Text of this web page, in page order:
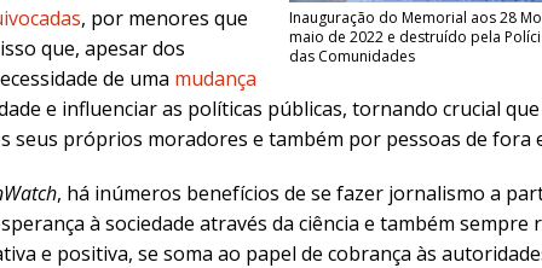
Inauguração do Memorial aos 28
maio de 2022 e destruído pela
das Comunidades
, por menores que
que, apesar dos
de uma mudança
e influenciar as políticas públicas, tornando crucial
seus próprios moradores e também por pessoas de fora
, há inúmeros benefícios de se fazer jornalismo a
à sociedade através da ciência e também
e positiva, se soma ao papel de cobrança às